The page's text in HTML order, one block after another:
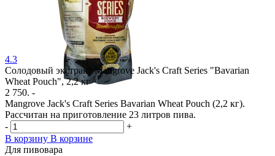
4.3
Солодовый экстракт Mangrove Jack's Craft Series "Bavarian
Wheat Pouch", 2,2 кг
2 750. -
Mangrove Jack's Craft Series Bavarian Wheat Pouch (2,2 кг).
Рассчитан на приготовление 23 литров пива.
-
+
В корзину В корзине
Для пивовара